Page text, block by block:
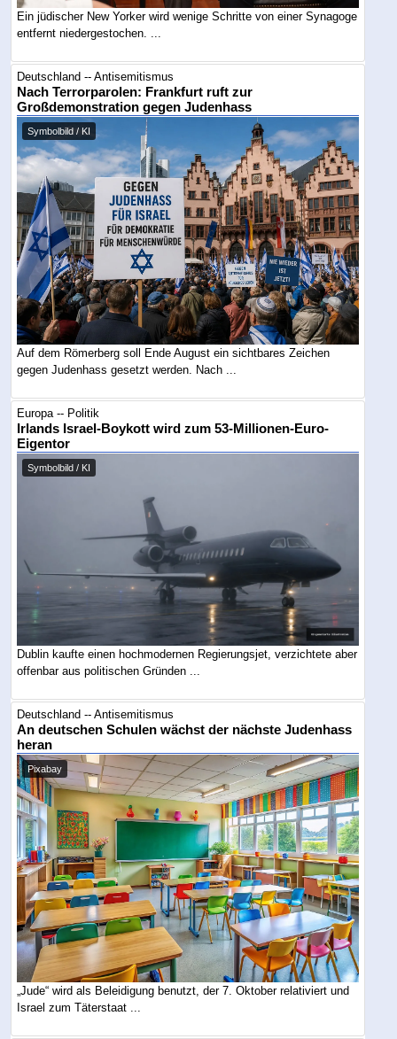
Ein jüdischer New Yorker wird wenige Schritte von einer Synagoge
entfernt niedergestochen. ...
Deutschland -- Antisemitismus
Nach Terrorparolen: Frankfurt ruft zur
Großdemonstration gegen Judenhass
Symbolbild / KI
Auf dem Römerberg soll Ende August ein sichtbares Zeichen
gegen Judenhass gesetzt werden. Nach ...
Europa -- Politik
Irlands Israel-Boykott wird zum 53-Millionen-Euro-
Eigentor
Symbolbild / KI
Dublin kaufte einen hochmodernen Regierungsjet, verzichtete aber
offenbar aus politischen Gründen ...
Deutschland -- Antisemitismus
An deutschen Schulen wächst der nächste Judenhass
heran
Pixabay
„Jude“ wird als Beleidigung benutzt, der 7. Oktober relativiert und
Israel zum Täterstaat ...